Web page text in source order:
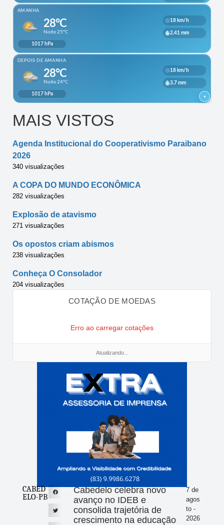
MAIS VISTOS
Agenda Institucional do Cooperativismo Paraibano
2026
340 visualizações
A COPA DO MUNDO ECONÔMICA
282 visualizações
Explosão de atavismo
271 visualizações
Os opostos criam abismos
238 visualizações
Conheça O Consolador
204 visualizações
COTAÇÃO DE MOEDAS
Erro ao carregar cotações
Atualizando...
CABED
ELO-PB
Cabedelo celebra novo
avanço no IDEB e
consolida trajetória de
crescimento na educação
7 de
agos
to -
2026